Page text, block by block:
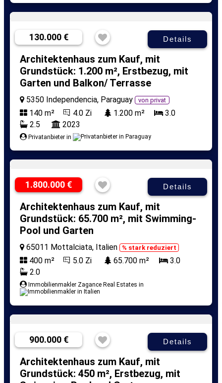
130.000 € Details
Architektenhaus zum Kauf, mit
Grundstück: 1.200 m², Erstbezug, mit
Garten und Balkon/ Terrasse
5350 Independencia, Paraguay von privat
140 m² 4.0 Zi 1.200 m²
3.0
2.5
2023
Privatanbieter in
1.800.000 € Details
Architektenhaus zum Kauf, mit
Grundstück: 65.700 m², mit Swimming-
Pool und Garten
65011 Mottalciata, Italien % stark reduziert
400 m² 5.0 Zi 65.700 m²
3.0
2.0
Immobilienmakler Zagance Real Estates in
900.000 € Details
Architektenhaus zum Kauf, mit
Grundstück: 450 m², Erstbezug, mit